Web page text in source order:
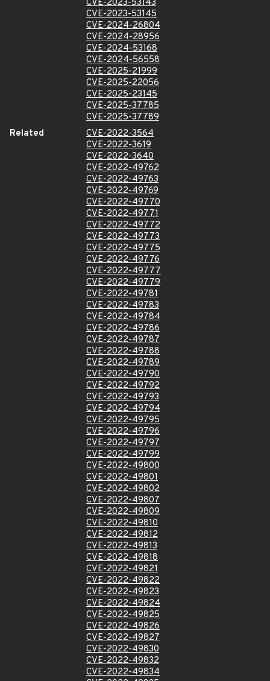
CVE-2023-53143
CVE-2023-53145
CVE-2024-26804
CVE-2024-28956
CVE-2024-53168
CVE-2024-56558
CVE-2025-21999
CVE-2025-22056
CVE-2025-23145
CVE-2025-37785
CVE-2025-37789
Related
CVE-2022-3564
CVE-2022-3619
CVE-2022-3640
CVE-2022-49762
CVE-2022-49763
CVE-2022-49769
CVE-2022-49770
CVE-2022-49771
CVE-2022-49772
CVE-2022-49773
CVE-2022-49775
CVE-2022-49776
CVE-2022-49777
CVE-2022-49779
CVE-2022-49781
CVE-2022-49783
CVE-2022-49784
CVE-2022-49786
CVE-2022-49787
CVE-2022-49788
CVE-2022-49789
CVE-2022-49790
CVE-2022-49792
CVE-2022-49793
CVE-2022-49794
CVE-2022-49795
CVE-2022-49796
CVE-2022-49797
CVE-2022-49799
CVE-2022-49800
CVE-2022-49801
CVE-2022-49802
CVE-2022-49807
CVE-2022-49809
CVE-2022-49810
CVE-2022-49812
CVE-2022-49813
CVE-2022-49818
CVE-2022-49821
CVE-2022-49822
CVE-2022-49823
CVE-2022-49824
CVE-2022-49825
CVE-2022-49826
CVE-2022-49827
CVE-2022-49830
CVE-2022-49832
CVE-2022-49834